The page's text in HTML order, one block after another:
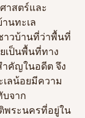
าสตร์และ
นทะเล
าวบ้านที่ว่าพื้นที่
เป็นพื้นที่ทาง
คัญในอดีต จึง
เลน้อยมีความ
จาก
ระนครที่อยู่ใน